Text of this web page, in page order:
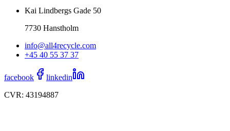
Kai Lindbergs Gade 50
7730 Hanstholm
info@all4recycle.com
+45 40 55 37 37
facebook
linkedin
CVR: 43194887